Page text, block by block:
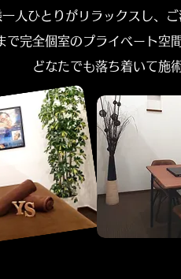
人ひとりがリラックスし、
で完全個室のプライベート空
どなたでも落ち着いて施